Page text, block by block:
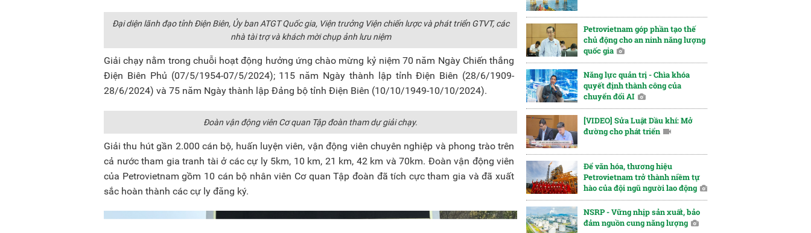
Đại diện lãnh đạo tỉnh Điện Biên, Ủy ban ATGT Quốc gia, Viện trưởng Viện chiến lược và phát triển GTVT, các
nhà tài trợ và khách mời chụp ảnh lưu niệm
Giải chạy nằm trong chuỗi hoạt động hưởng ứng chào mừng kỷ niệm 70 năm Ngày Chiến thắng
Điện Biên Phủ (07/5/1954-07/5/2024); 115 năm Ngày thành lập tỉnh Điện Biên (28/6/1909-
28/6/2024) và 75 năm Ngày thành lập Đảng bộ tỉnh Điện Biên (10/10/1949-10/10/2024).
Đoàn vận động viên Cơ quan Tập đoàn tham dự giải chạy.
Giải thu hút gần 2.000 cán bộ, huấn luyện viên, vận động viên chuyên nghiệp và phong trào trên
cả nước tham gia tranh tài ở các cự ly 5km, 10 km, 21 km, 42 km và 70km. Đoàn vận động viên
của Petrovietnam gồm 10 cán bộ nhân viên Cơ quan Tập đoàn đã tích cực tham gia và đã xuất
sắc hoàn thành các cự ly đăng ký.
Petrovietnam góp phần tạo thế
chủ động cho an ninh năng lượng
quốc gia
Năng lực quản trị - Chìa khóa
quyết định thành công của
chuyển đổi AI
[VIDEO] Sửa Luật Dầu khí: Mở
đường cho phát triển
Để văn hóa, thương hiệu
Petrovietnam trở thành niềm tự
hào của đội ngũ người lao động
NSRP - Vững nhịp sản xuất, bảo
đảm nguồn cung năng lượng